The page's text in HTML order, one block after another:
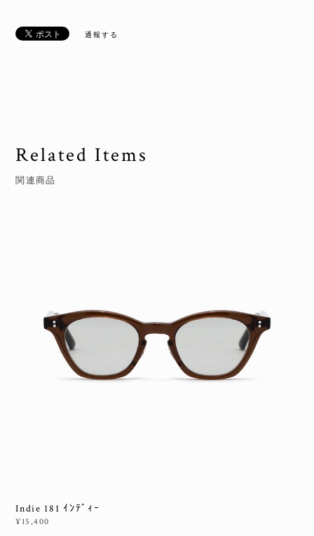
通報する
Related Items
関連商品
Indie 181 ｲﾝﾃﾞｨｰ
¥15,400